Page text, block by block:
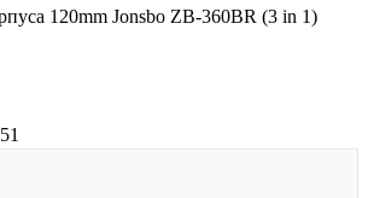
120mm Jonsbo ZB-360BR (3 in 1)